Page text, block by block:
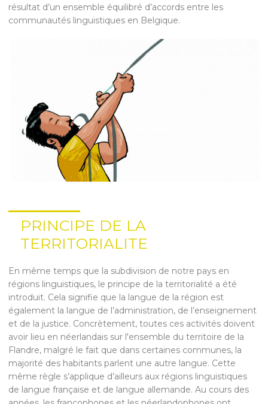
résultat d’un ensemble équilibré d’accords entre les
communautés linguistiques en Belgique.
PRINCIPE DE LA
TERRITORIALITE
En même temps que la subdivision de notre pays en
régions linguistiques, le principe de la territorialité a été
introduit. Cela signifie que la langue de la région est
également la langue de l’administration, de l’enseignement
et de la justice. Concrètement, toutes ces activités doivent
avoir lieu en néerlandais sur l'ensemble du territoire de la
Flandre, malgré le fait que dans certaines communes, la
majorité des habitants parlent une autre langue. Cette
même règle s’applique d’ailleurs aux régions linguistiques
de langue française et de langue allemande. Au cours des